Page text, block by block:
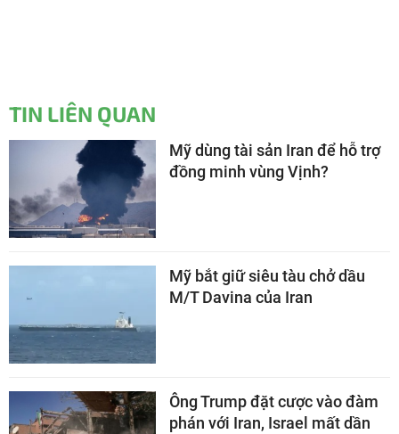
TIN LIÊN QUAN
Mỹ dùng tài sản Iran để hỗ trợ
đồng minh vùng Vịnh?
Mỹ bắt giữ siêu tàu chở dầu
M/T Davina của Iran
Ông Trump đặt cược vào đàm
phán với Iran, Israel mất dần